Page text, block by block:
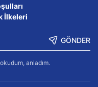
İlkeleri
GÖNDER
okudum, anladım.